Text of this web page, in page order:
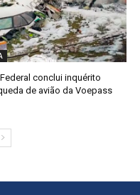
conclui inquérito
de avião da Voepass